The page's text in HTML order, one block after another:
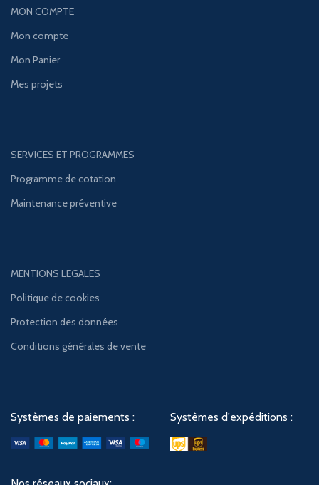
MON COMPTE
Mon compte
Mon Panier
Mes projets
SERVICES ET PROGRAMMES
Programme de cotation
Maintenance préventive
MENTIONS LEGALES
Politique de cookies
Protection des données
Conditions générales de vente
Systèmes de paiements : Systèmes d'expéditions :